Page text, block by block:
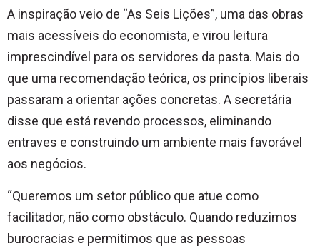
A inspiração veio de “As Seis Lições”, uma das obras
mais acessíveis do economista, e virou leitura
imprescindível para os servidores da pasta. Mais do
que uma recomendação teórica, os princípios liberais
passaram a orientar ações concretas. A secretária
disse que está revendo processos, eliminando
entraves e construindo um ambiente mais favorável
aos negócios.
“Queremos um setor público que atue como
facilitador, não como obstáculo. Quando reduzimos
burocracias e permitimos que as pessoas